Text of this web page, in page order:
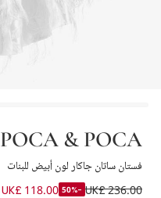
POCA & POCA
فستان ساتان جاكار لون أبيض للبنات
UK£ 236.00
-50%
UK£ 118.00